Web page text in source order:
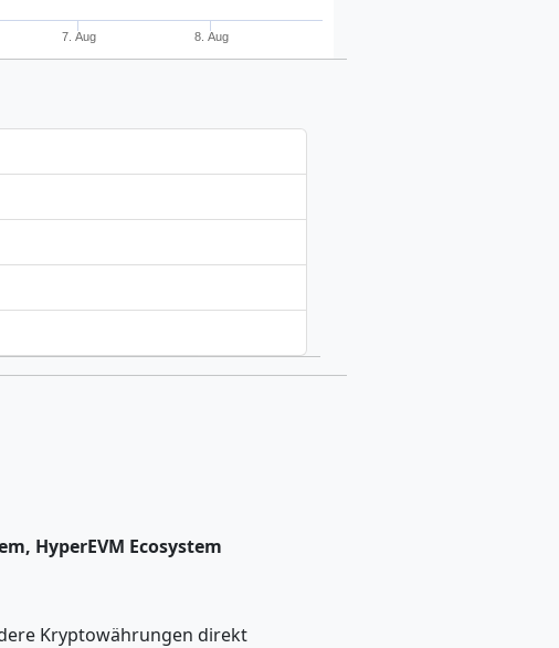
7. Aug 8. Aug
HyperEVM Ecosystem
Kryptowährungen direkt